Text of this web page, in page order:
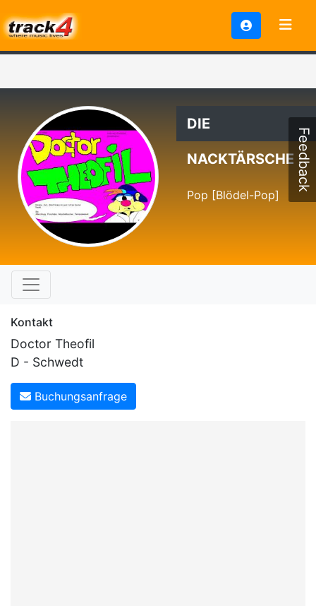
DIE
NACKTÄRSCHE
Pop [Blödel-Pop]
Kontakt
Doctor Theofil
D - Schwedt
Buchungsanfrage
Feedback